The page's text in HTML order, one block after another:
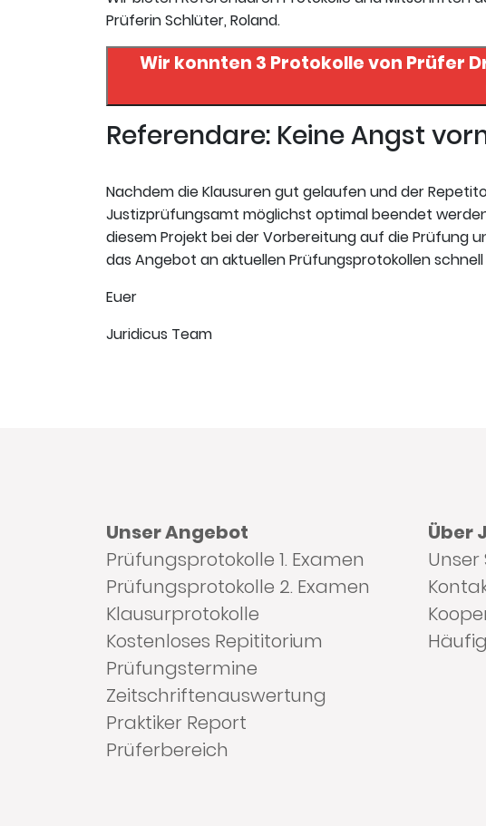
Prüferin Schlüter, Roland.
Wir konnten 3 Protokolle von Prüfer
Referendare: Keine Angst
Nachdem die Klausuren gut gelaufen und der
Justizprüfungsamt möglichst optimal beendet
diesem Projekt bei der Vorbereitung auf die Prüfung
das Angebot an aktuellen Prüfungsprotokollen
Euer
Juridicus Team
Unser Angebot
Prüfungsprotokolle 1. Examen
Prüfungsprotokolle 2. Examen
Klausurprotokolle
Kostenloses Repititorium
Prüfungstermine
Zeitschriftenauswertung
Praktiker Report
Prüferbereich
Über
Unser